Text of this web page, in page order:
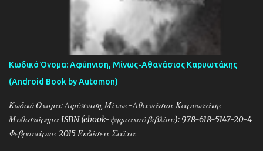
Κωδικό Όνομα: Αφύπνιση, Μίνως-Αθανάσιος Καρυωτάκης
(Android Book by Automon)
Κωδικό Όνομα: Αφύπνιση, Μίνως-Αθανάσιος Καρυωτάκης
Μυθιστόρημα ISBN (ebook-ψηφιακού βιβλίου): 978-618-5147-20-4
Φεβρουάριος 2015 Εκδόσεις Σαΐτα